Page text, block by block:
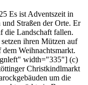
Es ist Adventszeit in
Straßen der Orte. Er
die Landschaft fallen.
ihren Mützen auf
Weihnachtsmarkt.
width="335"] (c)
Christkindlmarkt
um die